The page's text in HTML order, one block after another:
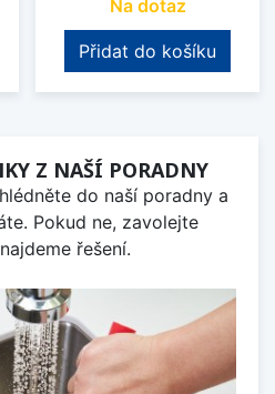
Na dotaz
Přidat do košíku
Z NAŠÍ PORADNY
do naší poradny a
Pokud ne, zavolejte
řešení.